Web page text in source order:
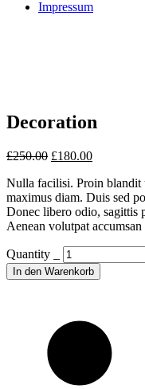
Impressum
Decoration
£250.00 Ursprünglicher
war:
£250.00
£180.00Aktueller
ist:
£180.00.
Nulla facilisi. Proin blandit
maximus diam. Duis sed
Donec libero odio, sagittis
Aenean volutpat
Decoration
quantity
Quantity
In den Warenkorb